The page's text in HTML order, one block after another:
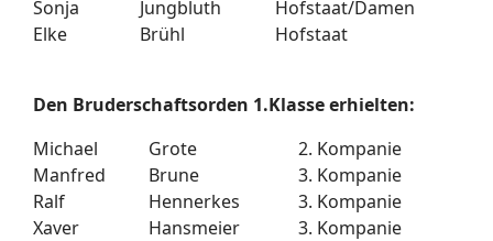
Sonja
Jungbluth
Hofstaat/Damen
Elke
Brühl Hofstaat
Den Bruderschaftsorden 1.Klasse erhielten:
Michael
Grote
2. Kompanie
Manfred
Brune
3. Kompanie
Ralf
Hennerkes
3. Kompanie
Xaver
Hansmeier
3. Kompanie